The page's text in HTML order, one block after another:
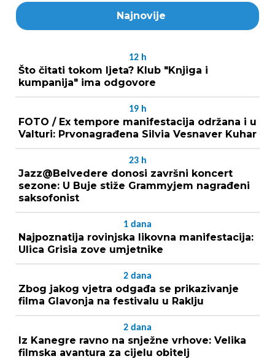
Najnovije
12 h
Što čitati tokom ljeta? Klub "Knjiga i
kumpanija" ima odgovore
19 h
FOTO / Ex tempore manifestacija održana i u
Valturi: Prvonagrađena Silvia Vesnaver Kuhar
23 h
Jazz@Belvedere donosi završni koncert
sezone: U Buje stiže Grammyjem nagrađeni
saksofonist
1 dana
Najpoznatija rovinjska likovna manifestacija:
Ulica Grisia zove umjetnike
2 dana
Zbog jakog vjetra odgađa se prikazivanje
filma Glavonja na festivalu u Raklju
2 dana
Iz Kanegre ravno na snježne vrhove: Velika
filmska avantura za cijelu obitelj